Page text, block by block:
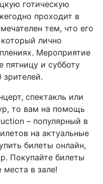
готическую
проходит в
тем, что его
лично
Мероприятие
пятницу и субботу
спектакль или
то вам на помощь
– популярный в
на актуальные
билеты онлайн,
Покупайте билеты
в зале!